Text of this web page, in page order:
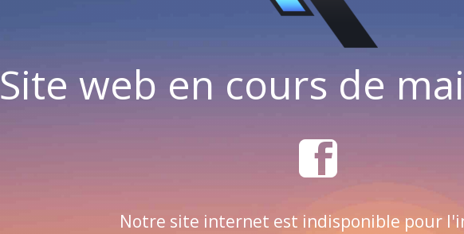
Site web en cours de
Notre site internet est indisponible pour